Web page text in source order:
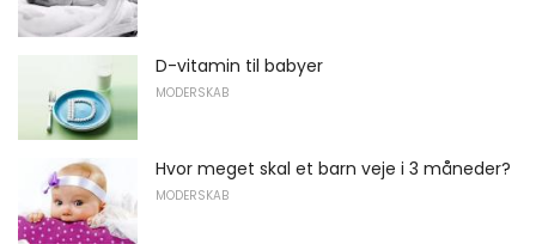
D-vitamin til babyer
MODERSKAB
Hvor meget skal et barn veje i 3 måneder?
MODERSKAB